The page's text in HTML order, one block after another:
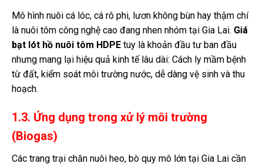
Mô hình nuôi cá lóc, cá rô phi, lươn không bùn hay thậm chí
là nuôi tôm công nghệ cao đang nhen nhóm tại Gia Lai. Giá
bạt lót hồ nuôi tôm HDPE tuy là khoản đầu tư ban đầu
nhưng mang lại hiệu quả kinh tế lâu dài: Cách ly mầm bệnh
từ đất, kiểm soát môi trường nước, dễ dàng vệ sinh và thu
hoạch.
1.3. Ứng dụng trong xử lý môi trường
(Biogas)
Các trang trại chăn nuôi heo, bò quy mô lớn tại Gia Lai cần